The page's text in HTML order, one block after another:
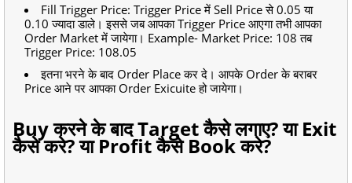
Fill Trigger Price: Trigger Price में Sell Price से 0.05 या
0.10 ज्यादा डाले। इससे जब आपका Trigger Price आएगा तभी आपका
Order Market में जायेगा। Example- Market Price: 108 तब
Trigger Price: 108.05
इतना भरने के बाद Order Place कर दे। आपके Order के बराबर
Price आने पर आपका Order Exicuite हो जायेगा।
Buy करने के बाद Target कैसे लगाए? या Exit
कैसे करे? या Profit कैसे Book करे?